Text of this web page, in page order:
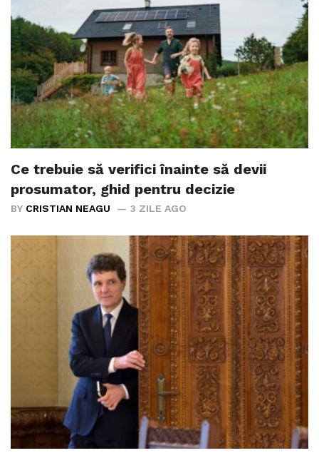
Ce trebuie să verifici înainte să devii
prosumator, ghid pentru decizie
BY CRISTIAN NEAGU 3 ZILE AGO